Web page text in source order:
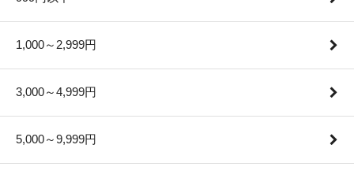
1,000～2,999円
3,000～4,999円
5,000～9,999円